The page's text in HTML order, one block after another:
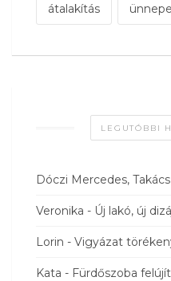
átalakítás
LEGUTÓBBI
Dóczi Mercedes,
Veronika - Új lakó, új
Lorin - Vigyázat
Kata - Fürdőszoba